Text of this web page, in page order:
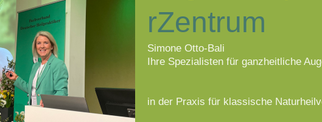
rZentrum
Simone Otto-Bali
Ihre Spezialisten für ganzheitliche
in der Praxis für klassische